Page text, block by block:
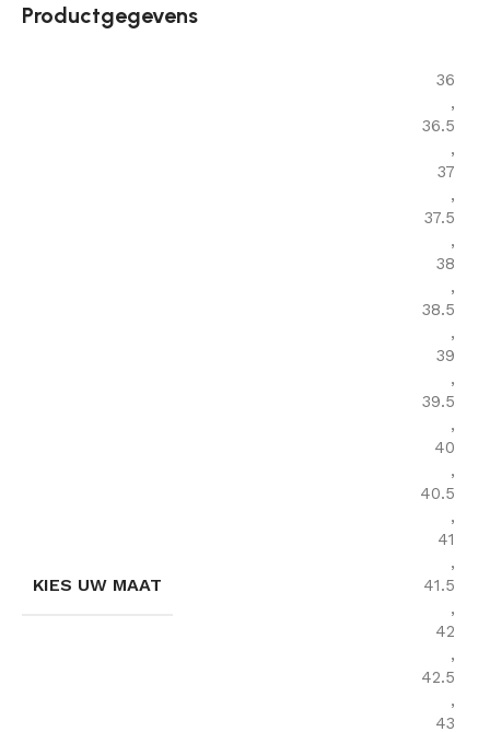
Productgegevens
KIES UW MAAT
36
,
36.5
,
37
,
37.5
,
38
,
38.5
,
39
,
39.5
,
40
,
40.5
,
41
,
41.5
,
42
,
42.5
,
43